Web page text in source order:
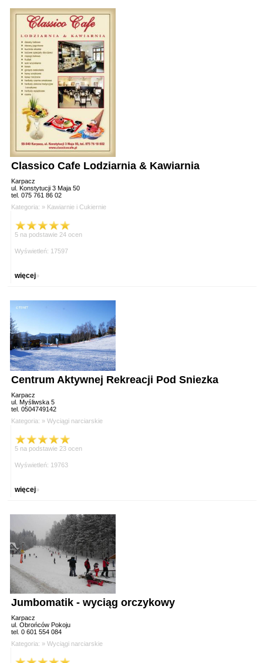
Classico Cafe Lodziarnia & Kawiarnia
Karpacz
ul. Konstytucji 3 Maja 50
tel. 075 761 86 02
Kategoria: » Kawiarnie i Cukiernie
5 na podstawie 24 ocen
Wyświetleń: 17597
więcej»
Centrum Aktywnej Rekreacji Pod Sniezka
Karpacz
ul. Myśliwska 5
tel. 0504749142
Kategoria: » Wyciągi narciarskie
5 na podstawie 23 ocen
Wyświetleń: 19763
więcej»
Jumbomatik - wyciąg orczykowy
Karpacz
ul. Obrońców Pokoju
tel. 0 601 554 084
Kategoria: » Wyciągi narciarskie